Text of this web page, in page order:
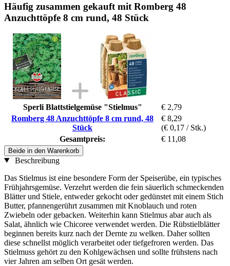
Häufig zusammen gekauft mit Romberg 48
Anzuchttöpfe 8 cm rund, 48 Stück
Sperli Blattstielgemüse "Stielmus"
€ 2,79
Romberg 48 Anzuchttöpfe 8 cm rund, 48
Stück
€ 8,29
(€ 0,17 / Stk.)
Gesamtpreis:
€ 11,08
Beide in den Warenkorb
Beschreibung
Das Stielmus ist eine besondere Form der Speiserübe, ein typisches
Frühjahrsgemüse. Verzehrt werden die fein säuerlich schmeckenden
Blätter und Stiele, entweder gekocht oder gedünstet mit einem Stich
Butter, pfannengerührt zusammen mit Knoblauch und roten
Zwiebeln oder gebacken. Weiterhin kann Stielmus abar auch als
Salat, ähnlich wie Chicoree verwendet werden. Die Rübstielblätter
beginnen bereits kurz nach der Dernte zu welken. Daher sollten
diese schnellst möglich verarbeitet oder tiefgefroren werden. Das
Stielmuss gehört zu den Kohlgewächsen und sollte frühstens nach
vier Jahren am selben Ort gesät werden.